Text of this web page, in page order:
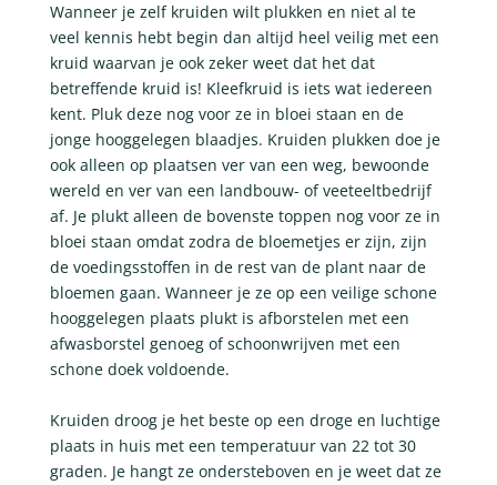
Wanneer je zelf kruiden wilt plukken en niet al te
veel kennis hebt begin dan altijd heel veilig met een
kruid waarvan je ook zeker weet dat het dat
betreffende kruid is! Kleefkruid is iets wat iedereen
kent. Pluk deze nog voor ze in bloei staan en de
jonge hooggelegen blaadjes. Kruiden plukken doe je
ook alleen op plaatsen ver van een weg, bewoonde
wereld en ver van een landbouw- of veeteeltbedrijf
af. Je plukt alleen de bovenste toppen nog voor ze in
bloei staan omdat zodra de bloemetjes er zijn, zijn
de voedingsstoffen in de rest van de plant naar de
bloemen gaan. Wanneer je ze op een veilige schone
hooggelegen plaats plukt is afborstelen met een
afwasborstel genoeg of schoonwrijven met een
schone doek voldoende.
Kruiden droog je het beste op een droge en luchtige
plaats in huis met een temperatuur van 22 tot 30
graden. Je hangt ze ondersteboven en je weet dat ze